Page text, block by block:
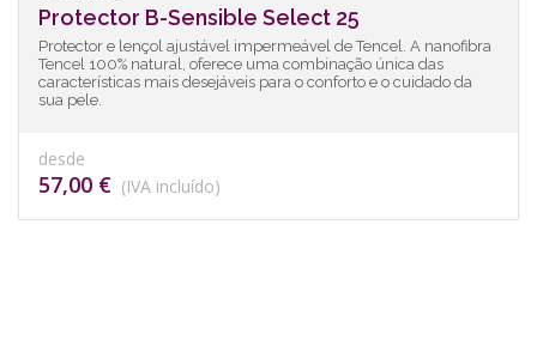
Protector B-Sensible Select 25
Protector e lençol ajustável impermeável de Tencel. A nanofibra
Tencel 100% natural, oferece uma combinação única das
características mais desejáveis para o conforto e o cuidado da
sua pele.
desde
57,00 € (IVA incluído)